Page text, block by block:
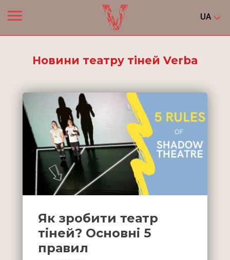
UA
Новини театру тіней Verba
Як зробити театр
тіней? Основні 5
правил